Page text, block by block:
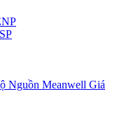
Nguồn Meanwell Giá